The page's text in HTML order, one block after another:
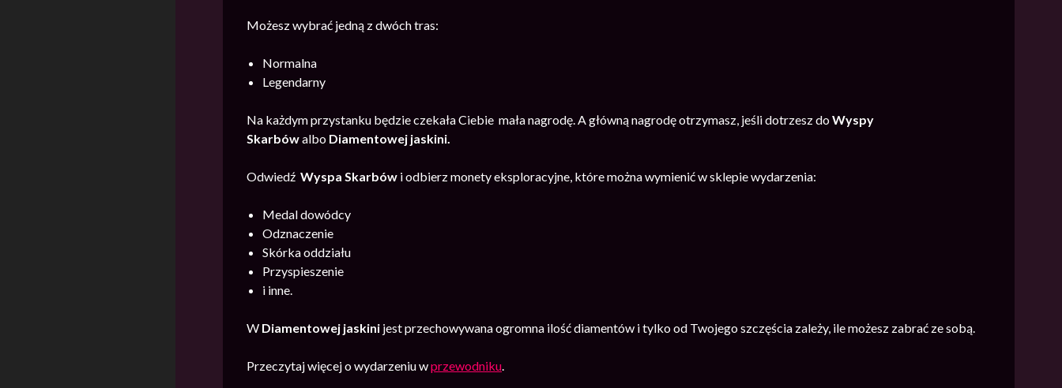
Możesz wybrać jedną z dwóch tras:
Normalna
Legendarny
Na każdym przystanku będzie czekała Ciebie mała nagrodę. A główną nagrodę otrzymasz, jeśli dotrzesz doWyspy
Skarbówalbo Diamentowej jaskini.
Odwiedź Wyspa Skarbów i odbierz monety eksploracyjne, które można wymienić w sklepie wydarzenia:
Medal dowódcy
Odznaczenie
Skórka oddziału
Przyspieszenie
i inne.
W Diamentowej jaskini jest przechowywana ogromna ilość diamentów i tylko od Twojego szczęścia zależy, ile możesz zabrać ze sobą.
Przeczytaj więcej o wydarzeniu wprzewodniku.